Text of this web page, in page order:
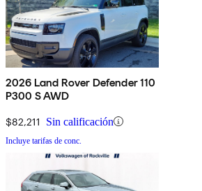
2026 Land Rover Defender 110
P300 S AWD
$82,211 Sin calificación
Incluye tarifas de conc.